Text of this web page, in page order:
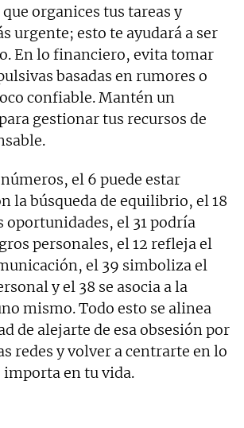
organices tus tareas y
urgente; esto te ayudará a ser
En lo financiero, evita tomar
basadas en rumores o
confiable. Mantén un
gestionar tus recursos de
el 6 puede estar
la búsqueda de equilibrio, el 18
oportunidades, el 31 podría
personales, el 12 refleja el
el 39 simboliza el
y el 38 se asocia a la
mismo. Todo esto se alinea
de alejarte de esa obsesión por
redes y volver a centrarte en lo
en tu vida.